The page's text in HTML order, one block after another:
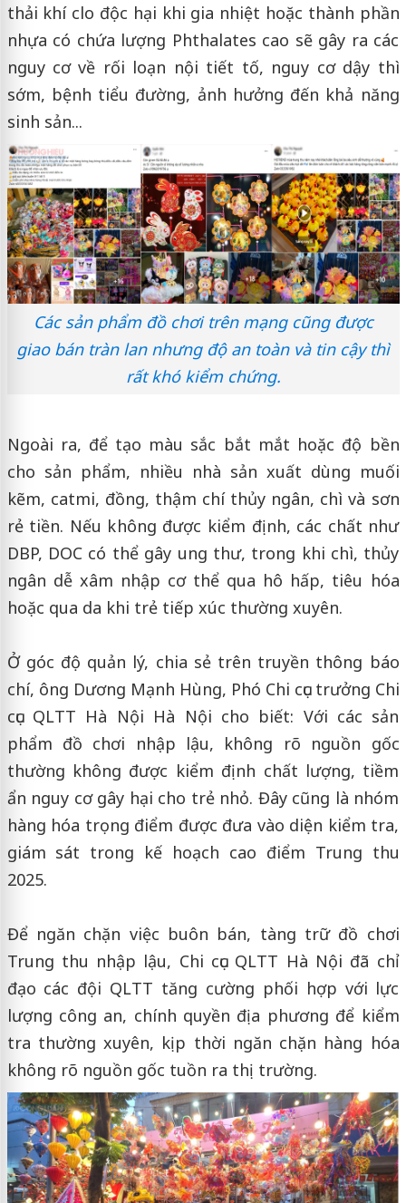
thải khí clo độc hại khi gia nhiệt hoặc thành phần
nhựa có chứa lượng Phthalates cao sẽ gây ra các
nguy cơ về rối loạn nội tiết tố, nguy cơ dậy thì
sớm, bệnh tiểu đường, ảnh hưởng đến khả năng
sinh sản...
Các sản phẩm đồ chơi trên mạng cũng được
giao bán tràn lan nhưng độ an toàn và tin cậy thì
rất khó kiểm chứng.
Ngoài ra, để tạo màu sắc bắt mắt hoặc độ bền
cho sản phẩm, nhiều nhà sản xuất dùng muối
kẽm, catmi, đồng, thậm chí thủy ngân, chì và sơn
rẻ tiền. Nếu không được kiểm định, các chất như
DBP, DOC có thể gây ung thư, trong khi chì, thủy
ngân dễ xâm nhập cơ thể qua hô hấp, tiêu hóa
hoặc qua da khi trẻ tiếp xúc thường xuyên.
Ở góc độ quản lý, chia sẻ trên truyền thông báo
chí, ông Dương Mạnh Hùng, Phó Chi cục trưởng Chi
cục QLTT Hà Nội Hà Nội cho biết: Với các sản
phẩm đồ chơi nhập lậu, không rõ nguồn gốc
thường không được kiểm định chất lượng, tiềm
ẩn nguy cơ gây hại cho trẻ nhỏ. Đây cũng là nhóm
hàng hóa trọng điểm được đưa vào diện kiểm tra,
giám sát trong kế hoạch cao điểm Trung thu
2025.
Để ngăn chặn việc buôn bán, tàng trữ đồ chơi
Trung thu nhập lậu, Chi cục QLTT Hà Nội đã chỉ
đạo các đội QLTT tăng cường phối hợp với lực
lượng công an, chính quyền địa phương để kiểm
tra thường xuyên, kịp thời ngăn chặn hàng hóa
không rõ nguồn gốc tuồn ra thị trường.